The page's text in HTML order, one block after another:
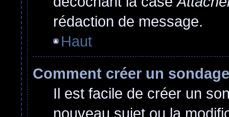
rédaction de message.
Haut
Comment créer un
Il est facile de créer un
nouveau sujet ou la